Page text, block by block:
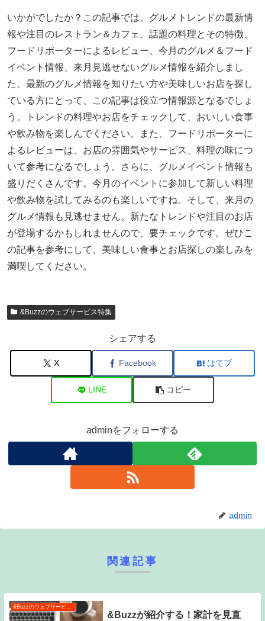
いかがでしたか？この記事では、グルメトレンドの最新情
報や注目のレストラン＆カフェ、話題の料理とその特徴、
フードリポーターによるレビュー、今月のグルメ＆フード
イベント情報、来月見逃せないグルメ情報を紹介しまし
た。最新のグルメ情報を知りたい方や美味しいお店を探し
ている方にとって、この記事は役立つ情報源となるでしょ
う。トレンドの料理やお店をチェックして、おいしい食事
や飲み物を楽しんでください。また、フードリポーターに
よるレビューは、お店の雰囲気やサービス、料理の味につ
いて参考になるでしょう。さらに、グルメイベント情報も
盛りだくさんです。今月のイベントに参加して新しい料理
や飲み物を試してみるのも楽しいですね。そして、来月の
グルメ情報も見逃せません。新たなトレンドや注目のお店
が登場するかもしれませんので、要チェックです。ぜひこ
の記事を参考にして、美味しい食事とお店探しの楽しみを
満喫してください。
&Buzzのウェブサービス特集
シェアする
X Facebook はてブ
LINE コピー
adminをフォローする
admin
関連記事
&Buzzのウェブサービス特集
&Buzzが紹介する！家計を見直